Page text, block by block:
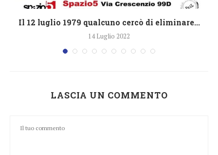
Il 12 luglio 1979 qualcuno cercò di eliminare...
14 Luglio 2022
LASCIA UN COMMENTO